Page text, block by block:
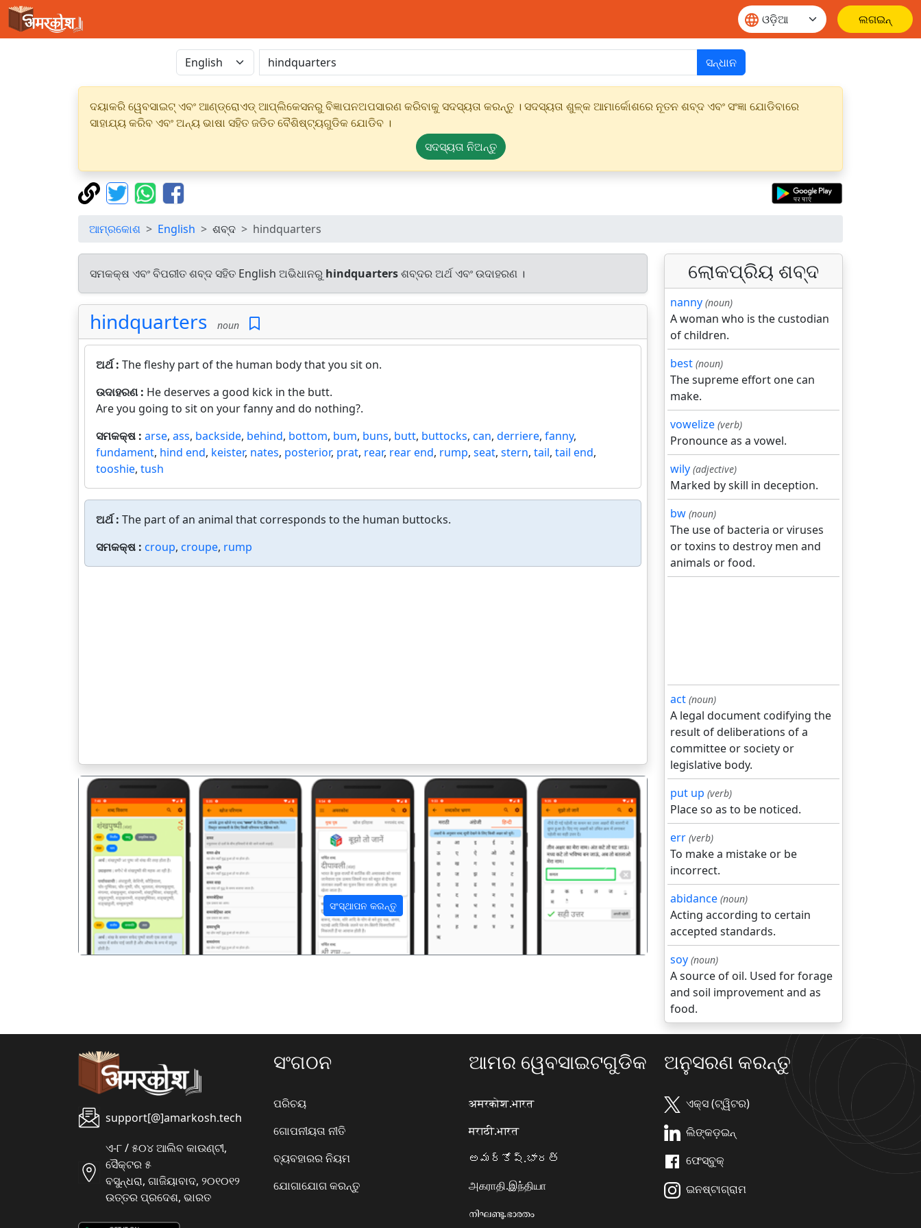
ଲଗଇନ୍
ସନ୍ଧାନ
ଦୟାକରି ୱେବସାଇଟ୍ ଏବଂ ଆଣ୍ଡ୍ରୋଏଡ୍ ଆପ୍ଲିକେସନରୁ ବିଜ୍ଞାପନଅପସାରଣ କରିବାକୁ ସଦସ୍ୟତା କରନ୍ତୁ । ସଦସ୍ୟତା ଶୁଳ୍କ ଆମାର୍କୋଶରେ ନୂତନ ଶବ୍ଦ ଏବଂ ସଂଜ୍ଞା ଯୋଡିବାରେ
ସାହାଯ୍ୟ କରିବ ଏବଂ ଅନ୍ୟ ଭାଷା ସହିତ ଜଡିତ ବୈଶିଷ୍ଟ୍ୟଗୁଡିକ ଯୋଡିବ ।
ସଦସ୍ୟତା ନିଅନ୍ତୁ
ଆମ୍ରକୋଶ English ଶବ୍ଦ hindquarters
ସମକକ୍ଷ ଏବଂ ବିପରୀତ ଶବ୍ଦ ସହିତ English ଅଭିଧାନରୁ hindquartersଶବ୍ଦର ଅର୍ଥ ଏବଂ ଉଦାହରଣ ।
hindquarters noun
ଅର୍ଥ : The fleshy part of the human body that you sit on.
ଉଦାହରଣ : He deserves a good kick in the butt.
Are you going to sit on your fanny and do nothing?.
ସମକକ୍ଷ : arse, ass, backside, behind, bottom, bum, buns, butt, buttocks, can, derriere, fanny,
fundament, hind end, keister, nates, posterior, prat, rear, rear end, rump, seat, stern, tail, tail end,
tooshie, tush
ଅର୍ଥ : The part of an animal that corresponds to the human buttocks.
ସମକକ୍ଷ : croup, croupe, rump
ସଂସ୍ଥାପନ କରନ୍ତୁ
पिछला अगला
ଲୋକପ୍ରିୟ ଶବ୍ଦ
nanny (noun)
A woman who is the custodian
of children.
best (noun)
The supreme effort one can
make.
vowelize (verb)
Pronounce as a vowel.
wily (adjective)
Marked by skill in deception.
bw (noun)
The use of bacteria or viruses
or toxins to destroy men and
animals or food.
act (noun)
A legal document codifying the
result of deliberations of a
committee or society or
legislative body.
put up (verb)
Place so as to be noticed.
err (verb)
To make a mistake or be
incorrect.
abidance (noun)
Acting according to certain
accepted standards.
soy (noun)
A source of oil. Used for forage
and soil improvement and as
food.
support[@]amarkosh.tech
ଏ-୮ / ୫୦୪ ଆଲିବ କାଉଣ୍ଟୀ,
ସୈକ୍ଟର ୫
ବସୁନ୍ଧରା, ଗାଜିୟାବାଦ, ୨୦୧୦୧୨
ଉତ୍ତର ପ୍ରଦେଶ, ଭାରତ
ସଂଗଠନ
ପରିଚୟ
ଗୋପନୀୟତା ନୀତି
ବ୍ୟବହାରର ନିୟମ
ଯୋଗାଯୋଗ କରନ୍ତୁ
ଆମର ୱେବସାଇଟଗୁଡିକ
अमरकोश.भारत
मराठी.भारत
అమర్కోష్.భారత్
அகராதி.இந்தியா
നിഘണ്ടു.ഭാരതം
ଅନୁସରଣ କରନ୍ତୁ
ଏକ୍ସ (ଟ୍ୱିଟର)
ଲିଙ୍କଡ଼ଇନ୍
ଫେସ୍ବୁକ୍
ଇନଷ୍ଟାଗ୍ରାମ